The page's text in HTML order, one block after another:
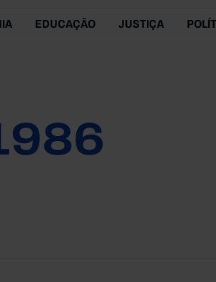
EDUCAÇÃO JUSTIÇA